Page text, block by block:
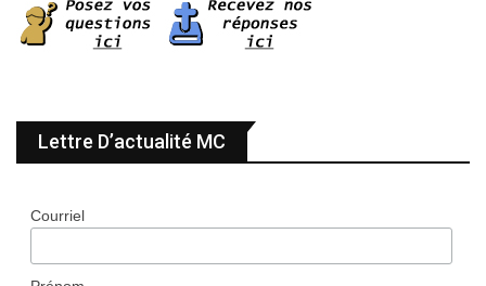
Lettre D’actualité MC
Courriel